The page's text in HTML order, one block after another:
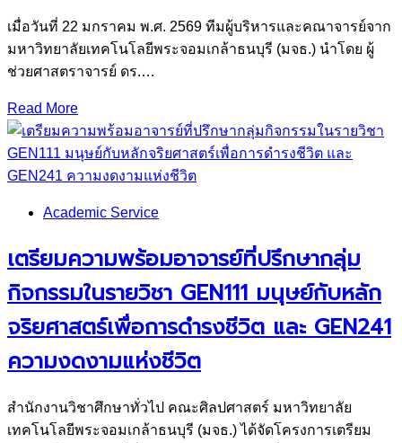
เมื่อวันที่ 22 มกราคม พ.ศ. 2569 ทีมผู้บริหารและคณาจารย์จาก
มหาวิทยาลัยเทคโนโลยีพระจอมเกล้าธนบุรี (มจธ.) นำโดย ผู้
ช่วยศาสตราจารย์ ดร.…
Read More
Academic Service
เตรียมความพร้อมอาจารย์ที่ปรึกษากลุ่ม
กิจกรรมในรายวิชา GEN111 มนุษย์กับหลัก
จริยศาสตร์เพื่อการดำรงชีวิต และ GEN241
ความงดงามแห่งชีวิต
สำนักงานวิชาศึกษาทั่วไป คณะศิลปศาสตร์ มหาวิทยาลัย
เทคโนโลยีพระจอมเกล้าธนบุรี (มจธ.) ได้จัดโครงการเตรียม